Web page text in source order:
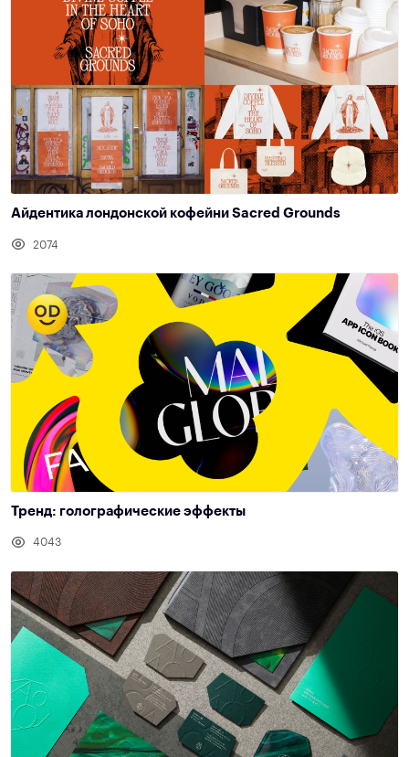
Айдентика лондонской кофейни Sacred Grounds
2074
Тренд: голографические эффекты
4043